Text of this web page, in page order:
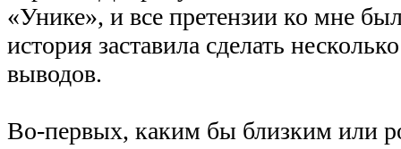
«Унике», и все претензии ко мне
история заставила сделать
выводов.
Во-первых, каким бы близким или